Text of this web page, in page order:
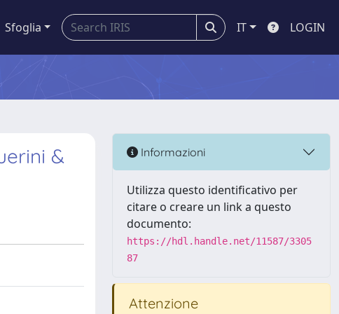
Sfoglia IT LOGIN
&
Informazioni
Utilizza questo identificativo per
citare o creare un link a questo
documento:
https://hdl.handle.net/11587/3305
87
Attenzione